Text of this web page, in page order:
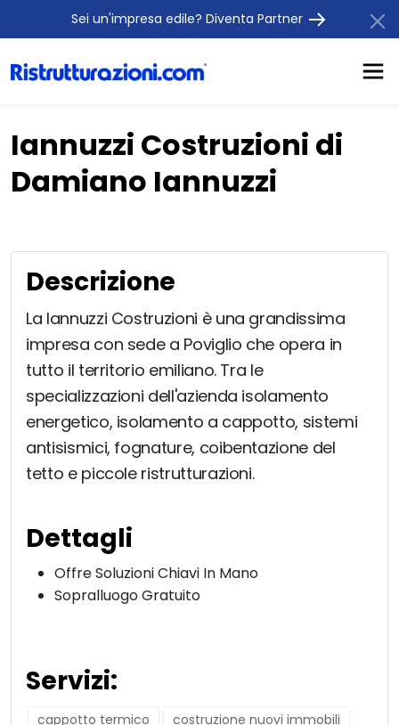
Sei un'impresa edile? Diventa Partner
Iannuzzi Costruzioni di
Damiano Iannuzzi
Descrizione
La Iannuzzi Costruzioni è una grandissima
impresa con sede a Poviglio che opera in
tutto il territorio emiliano. Tra le
specializzazioni dell'azienda isolamento
energetico, isolamento a cappotto, sistemi
antisismici, fognature, coibentazione del
tetto e piccole ristrutturazioni.
Dettagli
Offre Soluzioni Chiavi In Mano
Sopralluogo Gratuito
Servizi:
cappotto termico
costruzione nuovi immobili